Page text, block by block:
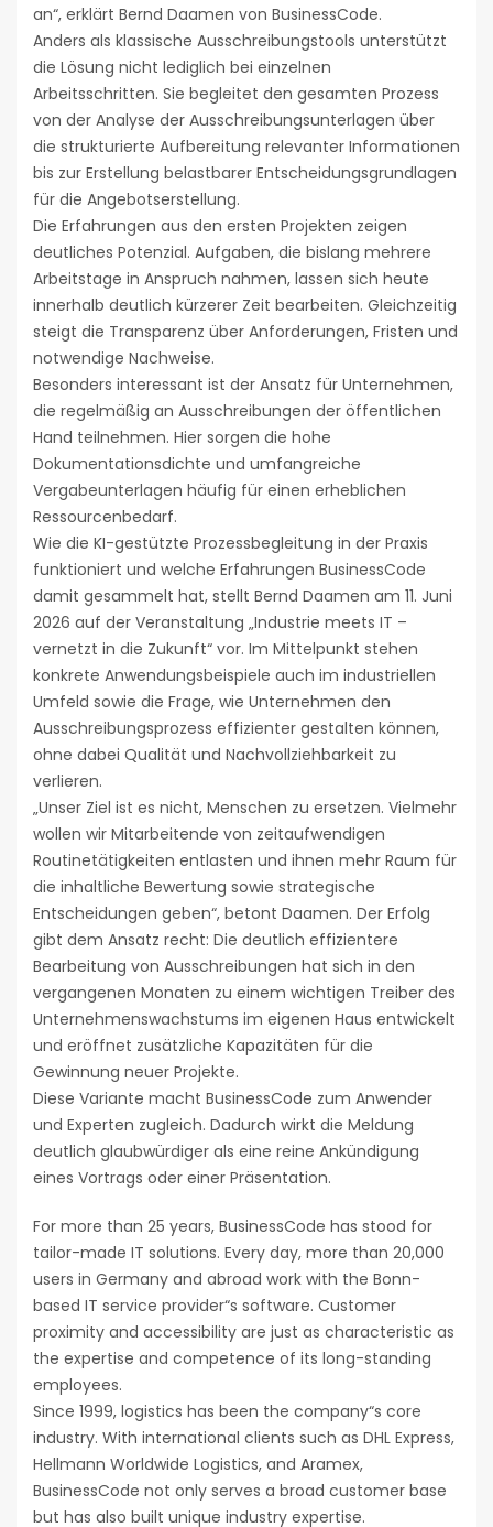
an“, erklärt Bernd Daamen von BusinessCode.
Anders als klassische Ausschreibungstools unterstützt
die Lösung nicht lediglich bei einzelnen
Arbeitsschritten. Sie begleitet den gesamten Prozess
von der Analyse der Ausschreibungsunterlagen über
die strukturierte Aufbereitung relevanter Informationen
bis zur Erstellung belastbarer Entscheidungsgrundlagen
für die Angebotserstellung.
Die Erfahrungen aus den ersten Projekten zeigen
deutliches Potenzial. Aufgaben, die bislang mehrere
Arbeitstage in Anspruch nahmen, lassen sich heute
innerhalb deutlich kürzerer Zeit bearbeiten. Gleichzeitig
steigt die Transparenz über Anforderungen, Fristen und
notwendige Nachweise.
Besonders interessant ist der Ansatz für Unternehmen,
die regelmäßig an Ausschreibungen der öffentlichen
Hand teilnehmen. Hier sorgen die hohe
Dokumentationsdichte und umfangreiche
Vergabeunterlagen häufig für einen erheblichen
Ressourcenbedarf.
Wie die KI-gestützte Prozessbegleitung in der Praxis
funktioniert und welche Erfahrungen BusinessCode
damit gesammelt hat, stellt Bernd Daamen am 11. Juni
2026 auf der Veranstaltung „Industrie meets IT –
vernetzt in die Zukunft“ vor. Im Mittelpunkt stehen
konkrete Anwendungsbeispiele auch im industriellen
Umfeld sowie die Frage, wie Unternehmen den
Ausschreibungsprozess effizienter gestalten können,
ohne dabei Qualität und Nachvollziehbarkeit zu
verlieren.
„Unser Ziel ist es nicht, Menschen zu ersetzen. Vielmehr
wollen wir Mitarbeitende von zeitaufwendigen
Routinetätigkeiten entlasten und ihnen mehr Raum für
die inhaltliche Bewertung sowie strategische
Entscheidungen geben“, betont Daamen. Der Erfolg
gibt dem Ansatz recht: Die deutlich effizientere
Bearbeitung von Ausschreibungen hat sich in den
vergangenen Monaten zu einem wichtigen Treiber des
Unternehmenswachstums im eigenen Haus entwickelt
und eröffnet zusätzliche Kapazitäten für die
Gewinnung neuer Projekte.
Diese Variante macht BusinessCode zum Anwender
und Experten zugleich. Dadurch wirkt die Meldung
deutlich glaubwürdiger als eine reine Ankündigung
eines Vortrags oder einer Präsentation.
For more than 25 years, BusinessCode has stood for
tailor-made IT solutions. Every day, more than 20,000
users in Germany and abroad work with the Bonn-
based IT service provider“s software. Customer
proximity and accessibility are just as characteristic as
the expertise and competence of its long-standing
employees.
Since 1999, logistics has been the company“s core
industry. With international clients such as DHL Express,
Hellmann Worldwide Logistics, and Aramex,
BusinessCode not only serves a broad customer base
but has also built unique industry expertise.